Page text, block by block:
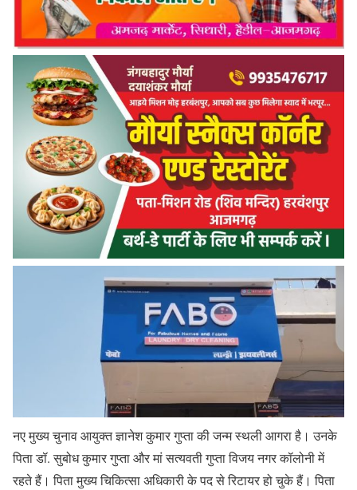
नए मुख्य चुनाव आयुक्त ज्ञानेश कुमार गुप्ता की जन्म स्थली आगरा है। उनके
पिता डॉ. सुबोध कुमार गुप्ता और मां सत्यवती गुप्ता विजय नगर कॉलोनी में
रहते हैं। पिता मुख्य चिकित्सा अधिकारी के पद से रिटायर हो चुके हैं। पिता